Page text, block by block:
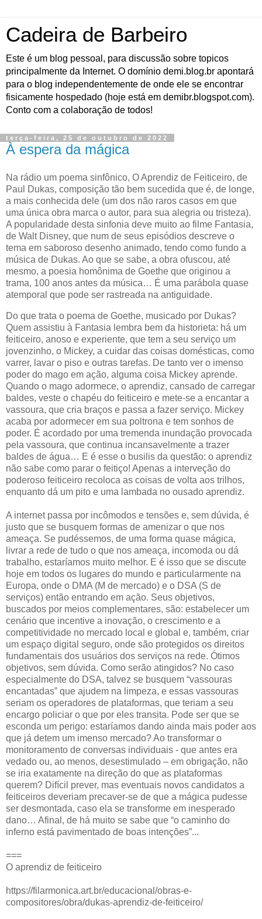
Cadeira de Barbeiro
Este é um blog pessoal, para discussão sobre topicos
principalmente da Internet. O domínio demi.blog.br apontará
para o blog independentemente de onde ele se encontrar
fisicamente hospedado (hoje está em demibr.blogspot.com).
Conto com a colaboração de todos!
terça-feira, 25 de outubro de 2022
À espera da mágica
Na rádio um poema sinfônico, O Aprendiz de Feiticeiro, de
Paul Dukas, composição tão bem sucedida que é, de longe,
a mais conhecida dele (um dos não raros casos em que
uma única obra marca o autor, para sua alegria ou tristeza).
A popularidade desta sinfonia deve muito ao filme Fantasia,
de Walt Disney, que num de seus episódios descreve o
tema em saboroso desenho animado, tendo como fundo a
música de Dukas. Ao que se sabe, a obra ofuscou, até
mesmo, a poesia homônima de Goethe que originou a
trama, 100 anos antes da música… É uma parábola quase
atemporal que pode ser rastreada na antiguidade.
Do que trata o poema de Goethe, musicado por Dukas?
Quem assistiu à Fantasia lembra bem da historieta: há um
feiticeiro, anoso e experiente, que tem a seu serviço um
jovenzinho, o Mickey, a cuidar das coisas domésticas, como
varrer, lavar o piso e outras tarefas. De tanto ver o imenso
poder do mago em ação, alguma coisa Mickey aprende.
Quando o mago adormece, o aprendiz, cansado de carregar
baldes, veste o chapéu do feiticeiro e mete-se a encantar a
vassoura, que cria braços e passa a fazer serviço. Mickey
acaba por adormecer em sua poltrona e tem sonhos de
poder. É acordado por uma tremenda inundação provocada
pela vassoura, que continua incansavelmente a trazer
baldes de água… E é esse o busilis da questão: o aprendiz
não sabe como parar o feitiço! Apenas a interveção do
poderoso feiticeiro recoloca as coisas de volta aos trilhos,
enquanto dá um pito e uma lambada no ousado aprendiz.
A internet passa por incômodos e tensões e, sem dúvida, é
justo que se busquem formas de amenizar o que nos
ameaça. Se pudéssemos, de uma forma quase mágica,
livrar a rede de tudo o que nos ameaça, incomoda ou dá
trabalho, estaríamos muito melhor. E é isso que se discute
hoje em todos os lugares do mundo e particularmente na
Europa, onde o DMA (M de mercado) e o DSA (S de
serviços) então entrando em ação. Seus objetivos,
buscados por meios complementares, são: estabelecer um
cenário que incentive a inovação, o crescimento e a
competitividade no mercado local e global e, também, criar
um espaço digital seguro, onde são protegidos os direitos
fundamentais dos usuários dos serviços na rede. Ótimos
objetivos, sem dúvida. Como serão atingidos? No caso
especialmente do DSA, talvez se busquem “vassouras
encantadas” que ajudem na limpeza, e essas vassouras
seriam os operadores de plataformas, que teriam a seu
encargo policiar o que por eles transita. Pode ser que se
esconda um perigo: estaríamos dando ainda mais poder aos
que já detem um imenso mercado? Ao transformar o
monitoramento de conversas individuais - que antes era
vedado ou, ao menos, desestimulado – em obrigação, não
se iria exatamente na direção do que as plataformas
querem? Difícil prever, mas eventuais novos candidatos a
feiticeiros deveriam precaver-se de que a mágica pudesse
ser desmontada, caso ela se transforme em inesperado
dano… Afinal, de há muito se sabe que “o caminho do
inferno está pavimentado de boas intenções”...
===
O aprendiz de feiticeiro
https://filarmonica.art.br/educacional/obras-e-
compositores/obra/dukas-aprendiz-de-feiticeiro/